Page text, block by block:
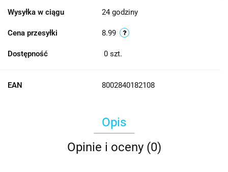
Wysyłka w ciągu 24 godziny
Cena przesyłki 8.99
Dostępność 0 szt.
EAN 8002840182108
Opis
Opinie i oceny (0)